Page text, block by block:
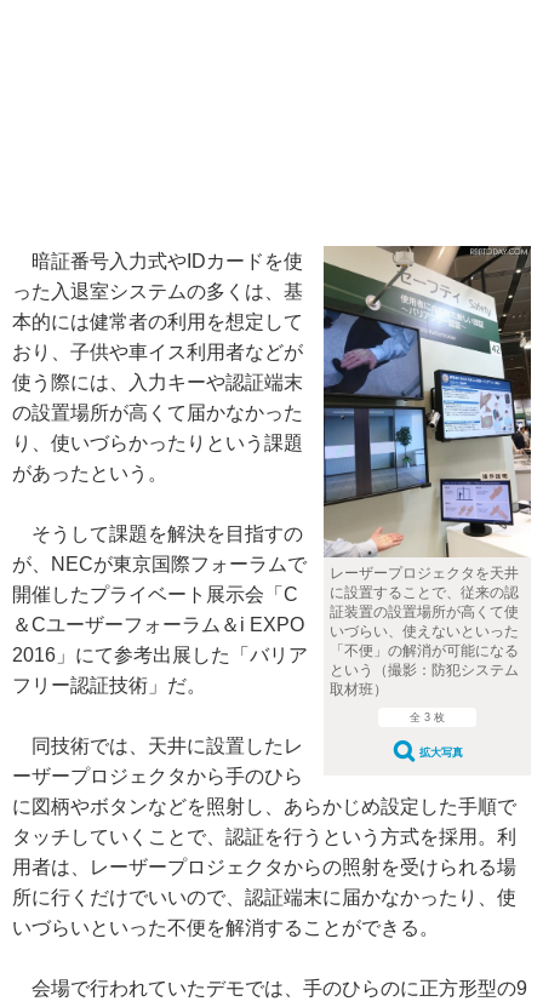
レーザープロジェクタを天井
に設置することで、従来の認
証装置の設置場所が高くて使
いづらい、使えないといった
「不便」の解消が可能になる
という（撮影：防犯システム
取材班）
全 3 枚
拡大写真
暗証番号入力式やIDカードを使
った入退室システムの多くは、基
本的には健常者の利用を想定して
おり、子供や車イス利用者などが
使う際には、入力キーや認証端末
の設置場所が高くて届かなかった
り、使いづらかったりという課題
があったという。
そうして課題を解決を目指すの
が、NECが東京国際フォーラムで
開催したプライベート展示会「C
＆Cユーザーフォーラム＆i EXPO
2016」にて参考出展した「バリア
フリー認証技術」だ。
同技術では、天井に設置したレ
ーザープロジェクタから手のひら
に図柄やボタンなどを照射し、あらかじめ設定した手順で
タッチしていくことで、認証を行うという方式を採用。利
用者は、レーザープロジェクタからの照射を受けられる場
所に行くだけでいいので、認証端末に届かなかったり、使
いづらいといった不便を解消することができる。
会場で行われていたデモでは、手のひらのに正方形型の9